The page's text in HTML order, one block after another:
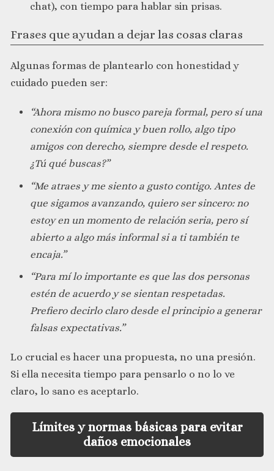
chat), con tiempo para hablar sin prisas.
Frases que ayudan a dejar las cosas claras
Algunas formas de plantearlo con honestidad y
cuidado pueden ser:
“Ahora mismo no busco pareja formal, pero sí una
conexión con química y buen rollo, algo tipo
amigos con derecho, siempre desde el respeto.
¿Tú qué buscas?”
“Me atraes y me siento a gusto contigo. Antes de
que sigamos avanzando, quiero ser sincero: no
estoy en un momento de relación seria, pero sí
abierto a algo más informal si a ti también te
encaja.”
“Para mí lo importante es que las dos personas
estén de acuerdo y se sientan respetadas.
Prefiero decirlo claro desde el principio a generar
falsas expectativas.”
Lo crucial es hacer una propuesta, no una presión.
Si ella necesita tiempo para pensarlo o no lo ve
claro, lo sano es aceptarlo.
Límites y normas básicas para evitar
daños emocionales